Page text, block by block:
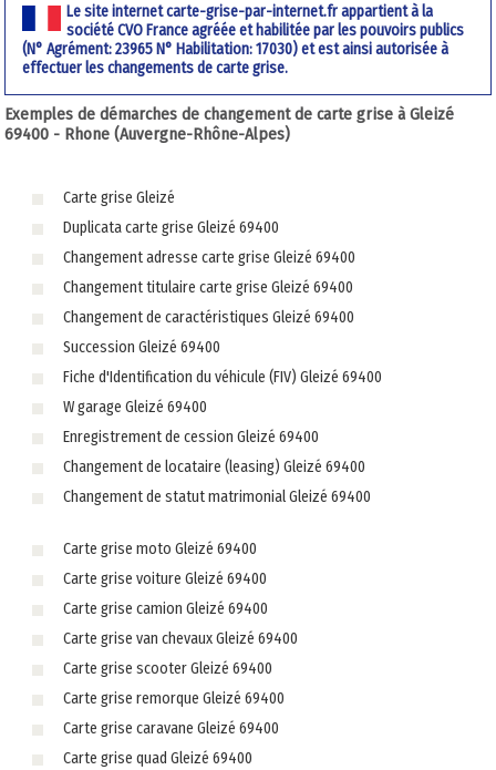
Le site internet carte-grise-par-internet.fr appartient à la
société CVO France agréée et habilitée par les pouvoirs publics
(N° Agrément: 23965 N° Habilitation: 17030) et est ainsi autorisée à
effectuer les changements de carte grise.
Exemples de démarches de changement de carte grise à Gleizé
69400 - Rhone (Auvergne-Rhône-Alpes)
Carte grise Gleizé
Duplicata carte grise Gleizé 69400
Changement adresse carte grise Gleizé 69400
Changement titulaire carte grise Gleizé 69400
Changement de caractéristiques Gleizé 69400
Succession Gleizé 69400
Fiche d'Identification du véhicule (FIV) Gleizé 69400
W garage Gleizé 69400
Enregistrement de cession Gleizé 69400
Changement de locataire (leasing) Gleizé 69400
Changement de statut matrimonial Gleizé 69400
Carte grise moto Gleizé 69400
Carte grise voiture Gleizé 69400
Carte grise camion Gleizé 69400
Carte grise van chevaux Gleizé 69400
Carte grise scooter Gleizé 69400
Carte grise remorque Gleizé 69400
Carte grise caravane Gleizé 69400
Carte grise quad Gleizé 69400